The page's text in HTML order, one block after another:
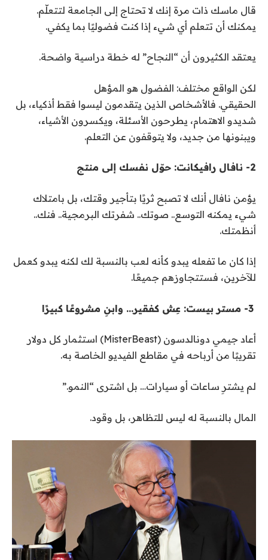
قال ماسك ذات مرة إنك لا تحتاج إلى الجامعة لتتعلّم.
يمكنك أن تتعلم أي شيء إذا كنت فضوليًا بما يكفي.
يعتقد الكثيرون أن “النجاح” له خطة دراسية واضحة.
لكن الواقع مختلف: الفضول هو المؤهل
الحقيقي. فالأشخاص الذين يتقدمون ليسوا فقط أذكياء، بل
شديدو الاهتمام، يطرحون الأسئلة، ويكسرون الأشياء،
ويبنونها من جديد، ولا يتوقفون عن التعلم.
2- نافال رافيكانت: حوّل نفسك إلى منتج
يؤمن نافال أنك لا تصبح ثريًا بتأجير وقتك، بل بامتلاك
شيء يمكنه التوسع.. صوتك.. شفرتك البرمجية.. فنك..
أنظمتك.
إذا كان ما تفعله يبدو كأنه لعب بالنسبة لك لكنه يبدو كعمل
للآخرين، فستتجاوزهم جميعًا.
3- مستر بيست: عِش كفقير… وابنِ مشروعًا كبيرًا
أعاد جيمي دونالدسون (MisterBeast) استثمار كل دولار
تقريبًا من أرباحه في مقاطع الفيديو الخاصة به.
لم يشترِ ساعات أو سيارات… بل اشترى “النمو”.
المال بالنسبة له ليس للتظاهر، بل وقود.